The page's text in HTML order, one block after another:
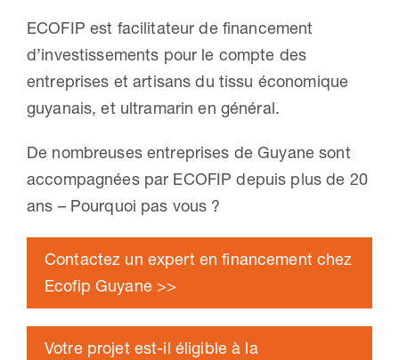
ECOFIP est facilitateur de financement
d’investissements pour le compte des
entreprises et artisans du tissu économique
guyanais, et ultramarin en général.
De nombreuses entreprises de Guyane sont
accompagnées par ECOFIP depuis plus de 20
ans – Pourquoi pas vous ?
Contactez un expert en financement chez
Ecofip Guyane >>
Votre projet est-il éligible à la